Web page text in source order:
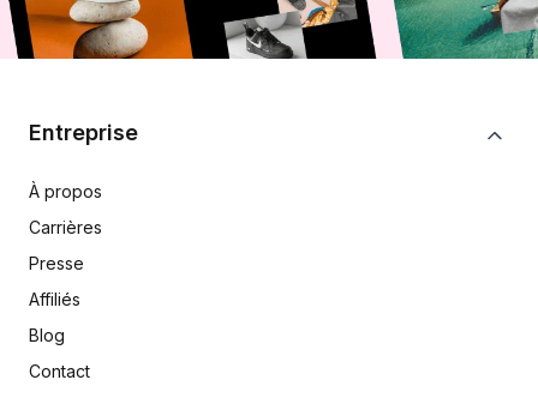
Entreprise
À propos
Carrières
Presse
Affiliés
Blog
Contact